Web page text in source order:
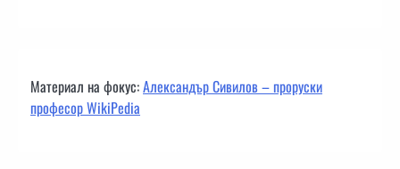
Материал на фокус:Александър Сивилов – проруски
професор WikiPedia